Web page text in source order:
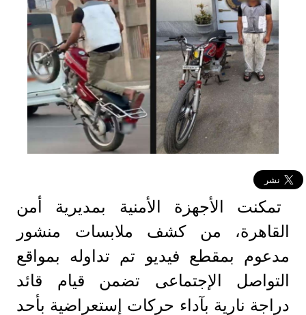
تمكنت الأجهزة الأمنية بمديرية أمن
القاهرة، من كشف ملابسات منشور
مدعوم بمقطع فيديو تم تداوله بمواقع
التواصل الإجتماعى تضمن قيام قائد
دراجة نارية بآداء حركات إستعراضية بأحد